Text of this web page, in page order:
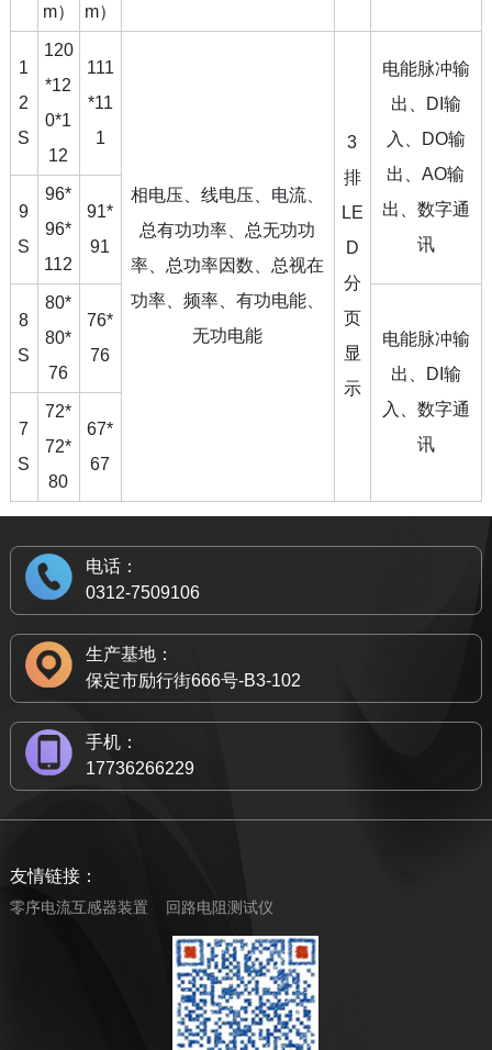
m）
m）
1
2
S
120
*12
0*1
12
111
*11
1
相电压、线电压、电流、
总有功功率、总无功功
率、总功率因数、总视在
功率、频率、有功电能、
无功电能
3
排
LE
D
分
页
显
示
电能脉冲输
出、DI输
入、DO输
出、AO输
出、数字通
讯
9
S
96*
96*
112
91*
91
8
S
80*
80*
76
76*
76
电能脉冲输
出、DI输
入、数字通
讯
7
S
72*
72*
80
67*
67
电话：
0312-7509106
生产基地：
保定市励行街666号-B3-102
手机：
17736266229
友情链接：
零序电流互感器装置 回路电阻测试仪